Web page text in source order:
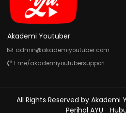
Akademi Youtuber
admin@akademiyoutuber.com
t.me/akademiyoutubersupport
All Rights Reserved by Akademi
Perihal AYU